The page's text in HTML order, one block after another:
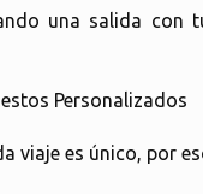
una salida con
Personalizados
viaje es único, por